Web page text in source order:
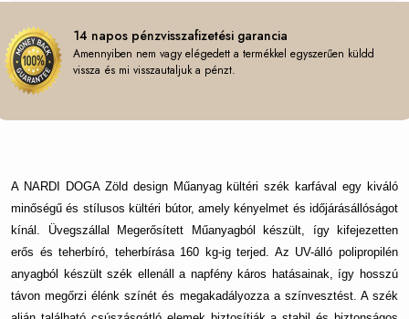
14 napos pénzvisszafizetési garancia
Amennyiben nem vagy elégedett a termékkel egyszerűen küldd
vissza és mi visszautaljuk a pénzt.
A NARDI DOGA Zöld design Műanyag kültéri szék karfával egy kiváló
minőségű és stílusos kültéri bútor, amely kényelmet és időjárásállóságot
kínál. Üvegszállal Megerősített Műanyagból készült, így kifejezetten
erős és teherbíró, teherbírása 160 kg-ig terjed. Az UV-álló polipropilén
anyagból készült szék ellenáll a napfény káros hatásainak, így hosszú
távon megőrzi élénk színét és megakadályozza a színvesztést. A szék